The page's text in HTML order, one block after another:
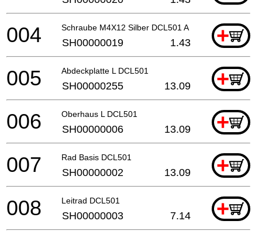
Schraube M4X12 Silber DCL501 A +
004 SH00000019 1.43
Abdeckplatte L DCL501 +
005 SH00000255 13.09
Oberhaus L DCL501 +
006 SH00000006 13.09
Rad Basis DCL501 +
007 SH00000002 13.09
Leitrad DCL501 +
008 SH00000003 7.14